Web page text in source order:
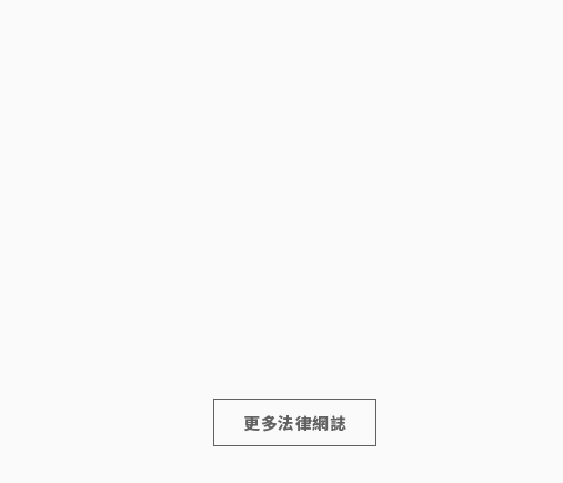
更多法律網誌